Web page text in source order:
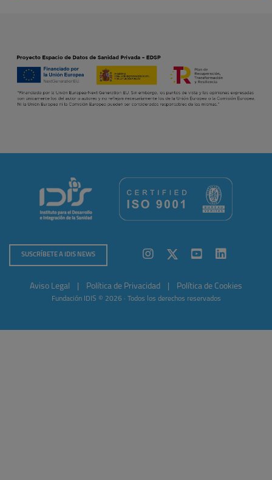
SUSCRÍBETE A IDIS NEWS
Aviso Legal Política de Privacidad Política de Cookies
Fundación IDIS © 2026 · Todos los derechos reservados